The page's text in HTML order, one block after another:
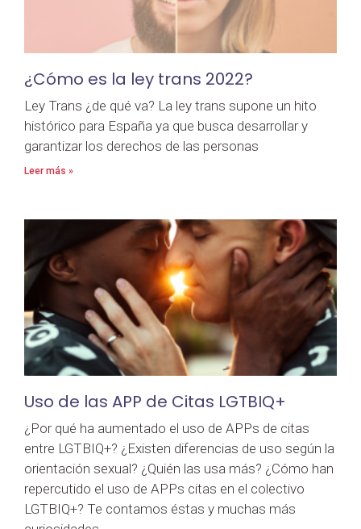
¿Cómo es la ley trans 2022?
Ley Trans ¿de qué va? La ley trans supone un hito
histórico para España ya que busca desarrollar y
garantizar los derechos de las personas
Leer más »
Uso de las APP de Citas LGTBIQ+
¿Por qué ha aumentado el uso de APPs de citas
entre LGTBIQ+? ¿Existen diferencias de uso según la
orientación sexual? ¿Quién las usa más? ¿Cómo han
repercutido el uso de APPs citas en el colectivo
LGTBIQ+? Te contamos éstas y muchas más